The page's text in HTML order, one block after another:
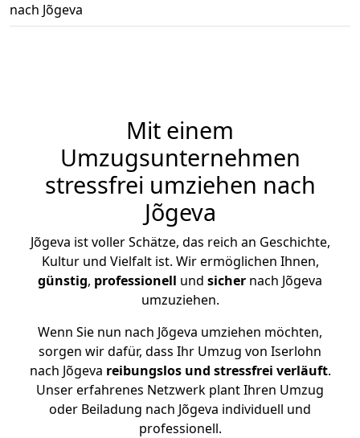
nach Jõgeva
Mit einem
Umzugsunternehmen
stressfrei umziehen nach
Jõgeva
Jõgeva ist voller Schätze, das reich an Geschichte,
Kultur und Vielfalt ist. Wir ermöglichen Ihnen,
günstig, professionell und sicher nach Jõgeva
umzuziehen.
Wenn Sie nun nach Jõgeva umziehen möchten,
sorgen wir dafür, dass Ihr Umzug von Iserlohn
nach Jõgeva reibungslos und stressfrei verläuft.
Unser erfahrenes Netzwerk plant Ihren Umzug
oder Beiladung nach Jõgeva individuell und
professionell.